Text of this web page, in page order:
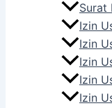
Surat
Izin
Izin
Izin
Izin
Izin